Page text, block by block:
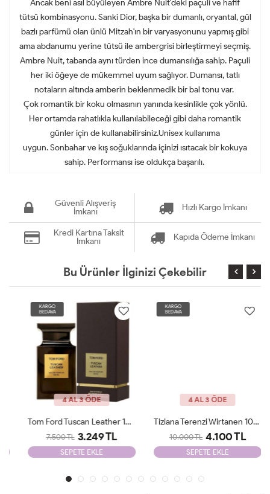
Ancak beni asıl büyüleyen Ambre Nuit'deki paçuli ve hafif
tütsü kombinasyonu. Sanki Dior, başka bir dumanlı, oryantal, gül
bazlı parfümü olan ünlü Mitzah'ın bir varyasyonunu yapmış gibi
ama abdanumu yerine tütsü ile ambergrisi birleştirmeyi seçmiş.
Ambre Nuit, tabanda aynı türden ince dumansılığa sahip. Paçuli
her iki öğeye de mükemmel uyum sağlıyor. Dumansı, tatlı
notaların altında amberin beklenmedik bir bal tonu var.
Çok romantik bir koku olmasının yanında kesinlikle çok yönlü.
Her ortamda rahatlıkla kullanılabileceği gibi daha romantik
günler için de kullanabilirsiniz.Unisex kullanıma
uygun. Sonbahar ve kış soğuklarında içinizi ısıtacak bir kokuya
sahip. Performansı ise oldukça başarılı.
Güvenli Alışveriş
İmkanı
Hızlı Kargo İmkanı
Kredi Kartına Taksit
İmkanı
Kapıda Ödeme İmkanı
Bu Ürünler İlginizi Çekebilir
KARGO
BEDAVA
4 AL 3 ÖDE
Tom Ford Tuscan Leather 100 Ml JLT
7.500 TL 3.249 TL
SEPETE EKLE
KARGO
BEDAVA
4 AL 3 ÖDE
Tiziana Terenzi Wirtanen 100 Ml Unisex Parfüm JLT
10.000 TL 4.100 TL
SEPETE EKLE